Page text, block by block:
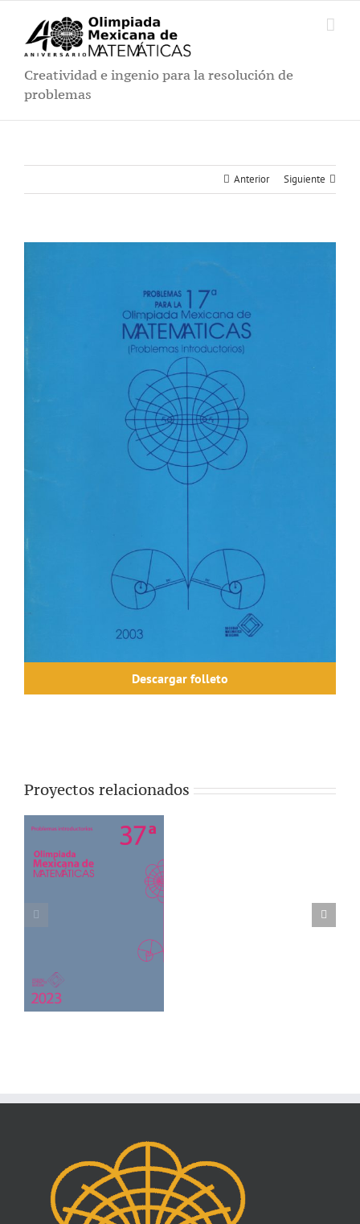
contenido
Creatividad e ingenio para la resolución de
problemas
Anterior Siguiente
Descargar folleto
Proyectos relacionados